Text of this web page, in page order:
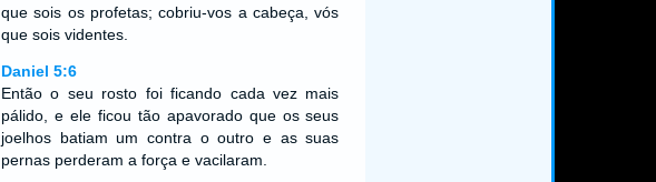
que sois os profetas; cobriu-vos a cabeça, vós
que sois videntes.
Daniel 5:6
Então o seu rosto foi ficando cada vez mais
pálido, e ele ficou tão apavorado que os seus
joelhos batiam um contra o outro e as suas
pernas perderam a força e vacilaram.